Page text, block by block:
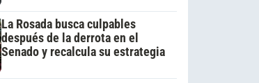
La Rosada busca culpables
después de la derrota en el
Senado y recalcula su estrategia